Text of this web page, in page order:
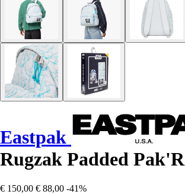
Eastpak
Rugzak Padded Pak'R
€ 150,00 € 88,00 -41%